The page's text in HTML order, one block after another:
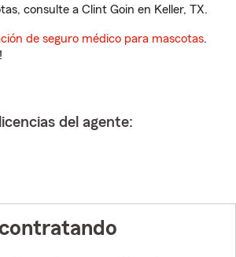
consulte a Clint Goin en Keller, TX.
de seguro médico para mascotas.
del agente: